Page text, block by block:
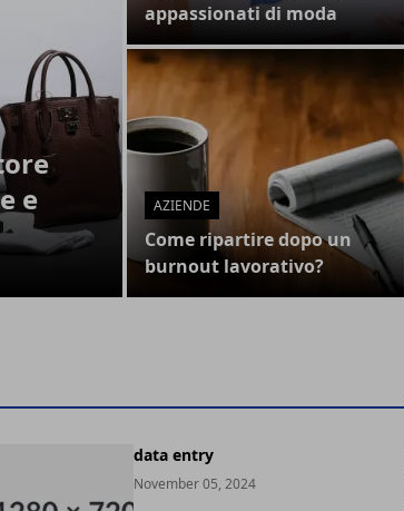
e
appassionati di moda
AZIENDE
Come ripartire dopo un
burnout lavorativo?
data entry
November 05, 2024